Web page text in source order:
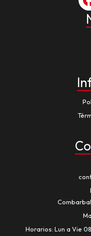
Horarios: Lun a Vie